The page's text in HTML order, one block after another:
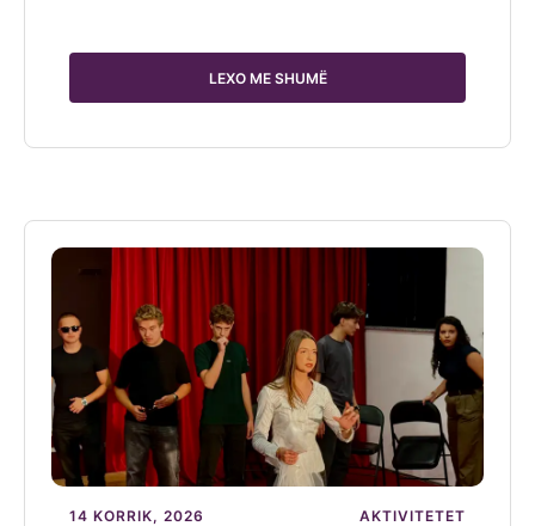
LEXO ME SHUMË
14 KORRIK, 2026 AKTIVITETET